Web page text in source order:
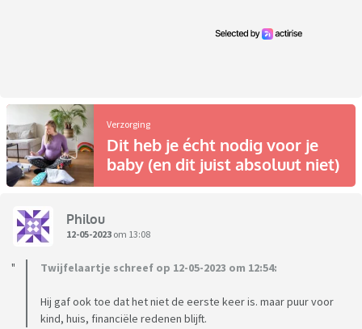
Verzorging
Dit heb je écht nodig voor je
baby (en dit juist absoluut niet)
Philou
12-05-2023 om 13:08
Twijfelaartje schreef op 12-05-2023 om 12:54:
Hij gaf ook toe dat het niet de eerste keer is. maar puur voor
kind, huis, financiële redenen blijft.